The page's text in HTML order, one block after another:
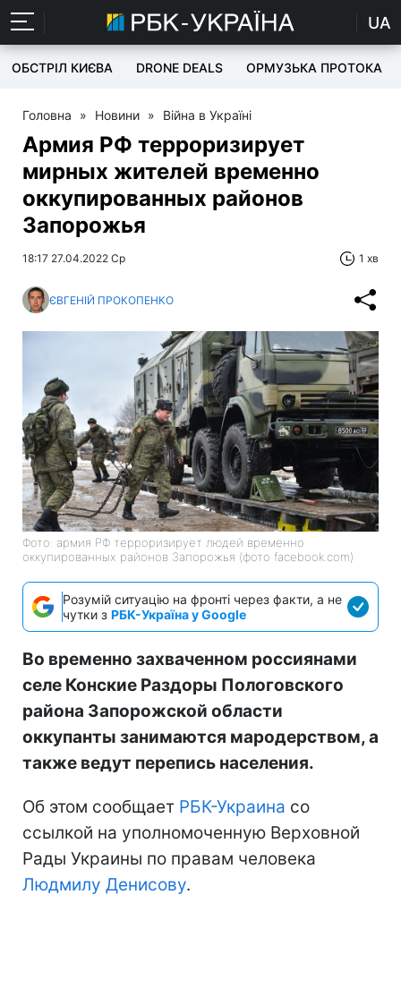
UA
ОБСТРІЛ КИЄВА DRONE DEALS ОРМУЗЬКА ПРОТОКА
Головна » Новини » Війна в Україні
Армия РФ терроризирует
мирных жителей временно
оккупированных районов
Запорожья
18:17 27.04.2022 Ср 1 хв
ЄВГЕНІЙ ПРОКОПЕНКО
Фото: армия РФ терроризирует людей временно
оккупированных районов Запорожья (фото facebook.com)
Розумій ситуацію на фронті через факти, а не
чутки з РБК-Україна у Google
Во временно захваченном россиянами
селе Конские Раздоры Пологовского
района Запорожской области
оккупанты занимаются мародерством, а
также ведут перепись населения.
Об этом сообщает РБК-Украина со
ссылкой на уполномоченную Верховной
Рады Украины по правам человека
Людмилу Денисову.